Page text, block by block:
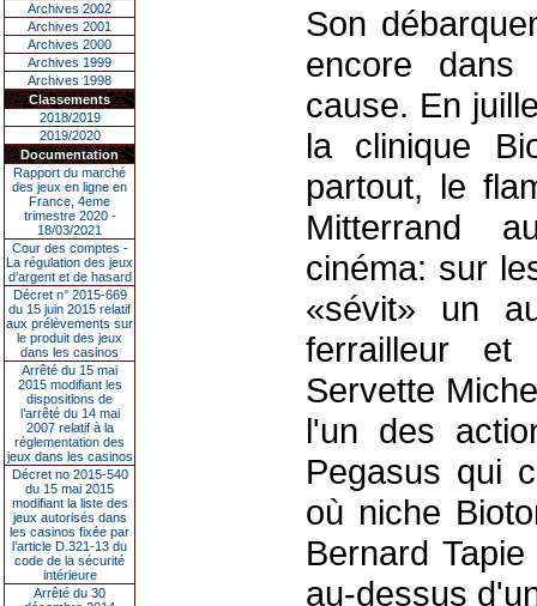
Archives 2002
Archives 2001
Archives 2000
Archives 1999
Archives 1998
Classements
2018/2019
2019/2020
Documentation
Rapport du marché
des jeux en ligne en
France, 4eme
trimestre 2020 -
18/03/2021
Cour des comptes -
La régulation des jeux
d’argent et de hasard
Décret n° 2015-669
du 15 juin 2015 relatif
aux prélèvements sur
le produit des jeux
dans les casinos
Arrêté du 15 mai
2015 modifiant les
dispositions de
l’arrêté du 14 mai
2007 relatif à la
réglementation des
jeux dans les casinos
Décret no 2015-540
du 15 mai 2015
modifiant la liste des
jeux autorisés dans
les casinos fixée par
l’article D.321-13 du
code de la sécurité
intérieure
Arrêté du 30
Son
encore
cause. En
la clinique
partout, le
Mitterrand
cinéma: sur
«sévit» un
ferrailleur
Servette
l'un des
Pegasus qui
où niche
Bernard
au-dessus